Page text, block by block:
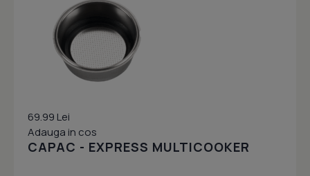
69.99 Lei
Adauga in cos
CAPAC - EXPRESS MULTICOOKER